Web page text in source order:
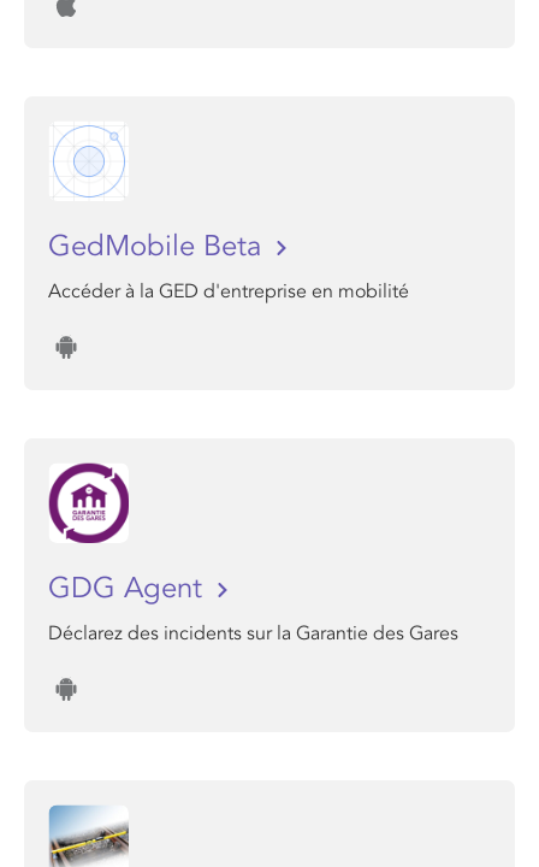
GedMobile Beta
Accéder à la GED d'entreprise en mobilité
GDG Agent
Déclarez des incidents sur la Garantie des Gares